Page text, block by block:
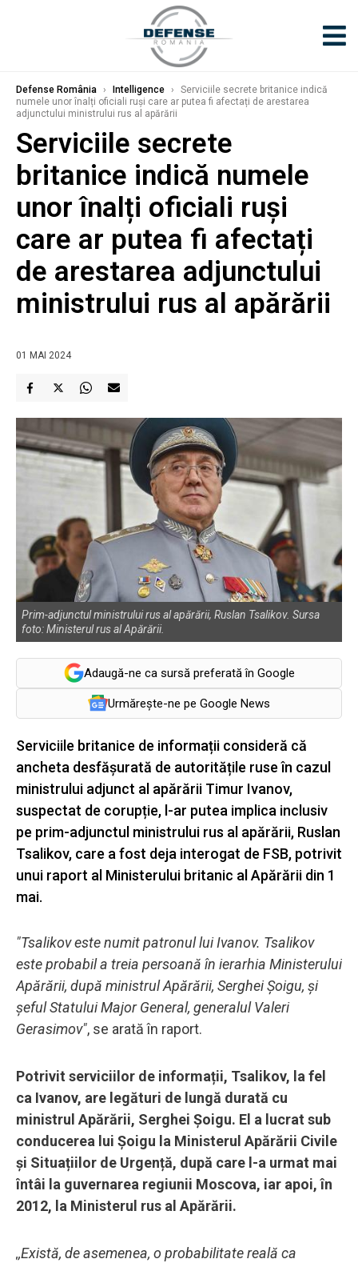
Defense România › Intelligence ›
Serviciile secrete britanice indică
numele unor înalți oficiali ruși care ar putea fi afectați de arestarea
adjunctului ministrului rus al apărării
Serviciile secrete
britanice indică numele
unor înalți oficiali ruși
care ar putea fi afectați
de arestarea adjunctului
ministrului rus al apărării
01 MAI 2024
Prim-adjunctul ministrului rus al apărării, Ruslan Tsalikov. Sursa
foto: Ministerul rus al Apărării.
Adaugă-ne ca sursă preferată în Google
Urmărește-ne pe Google News
Serviciile britanice de informații consideră că
ancheta desfășurată de autoritățile ruse în cazul
ministrului adjunct al apărării Timur Ivanov,
suspectat de corupție, l-ar putea implica inclusiv
pe prim-adjunctul ministrului rus al apărării, Ruslan
Tsalikov, care a fost deja interogat de FSB, potrivit
unui raport al Ministerului britanic al Apărării din 1
mai.
"Tsalikov este numit patronul lui Ivanov. Tsalikov
este probabil a treia persoană în ierarhia Ministerului
Apărării, după ministrul Apărării, Serghei Șoigu, și
șeful Statului Major General, generalul Valeri
Gerasimov", se arată în raport.
Potrivit serviciilor de informații, Tsalikov, la fel
ca Ivanov, are legături de lungă durată cu
ministrul Apărării, Serghei Șoigu. El a lucrat sub
conducerea lui Șoigu la Ministerul Apărării Civile
și Situațiilor de Urgență, după care l-a urmat mai
întâi la guvernarea regiunii Moscova, iar apoi, în
2012, la Ministerul rus al Apărării.
,,Există, de asemenea, o probabilitate reală ca